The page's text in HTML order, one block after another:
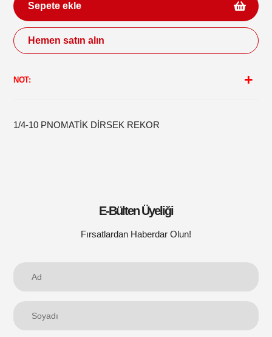
Sepete ekle
Hemen satın alın
ürün
NOT:
1/4-10 PNOMATİK DİRSEK REKOR
E-Bülten Üyeliği
Fırsatlardan Haberdar Olun!